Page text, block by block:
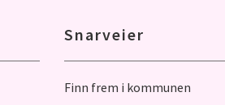
Snarveier
Finn frem i kommunen